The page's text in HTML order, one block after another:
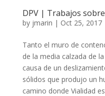
DPV | Trabajos
by jmarin | Oct 25, 2017
Tanto el muro de
de la media calzada de
causa de un
sólidos que produjo un
camino donde Vialidad